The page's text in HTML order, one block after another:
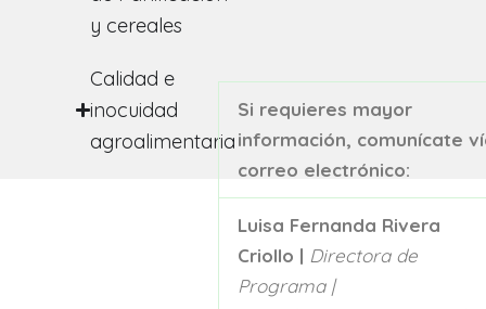
y cereales
Calidad e
inocuidad
agroalimentaria
Si requieres mayor
información, comunícate
correo electrónico:
Luisa Fernanda Rivera
Criollo | Directora de
Programa |